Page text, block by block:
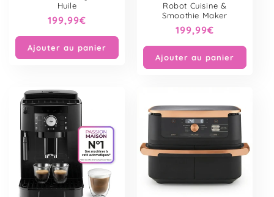
Huile
Prix
habituel
199,99€
Ajouter au panier
Robot Cuisine &
Smoothie Maker
Prix
habituel
199,99€
Ajouter au panier